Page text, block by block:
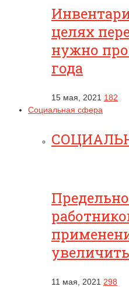
целях
нужно
года
15 мая, 2021 182
Социальная сфера
увеличить
11 мая, 2021 298